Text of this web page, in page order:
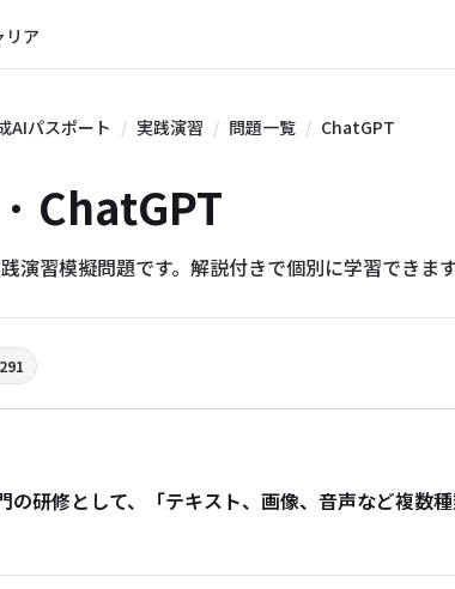
リア
AIパスポート 実践演習 問題一覧 ChatGPT
ChatGPT
演習模擬問題です。解説付きで個別に学習できま
の研修として、「テキスト、画像、音声など複数